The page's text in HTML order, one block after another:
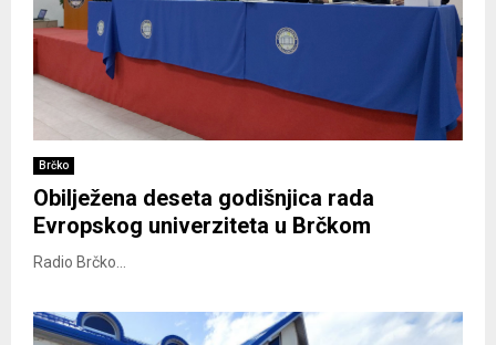
Brčko
Obilježena deseta godišnjica rada
Evropskog univerziteta u Brčkom
Radio Brčko...